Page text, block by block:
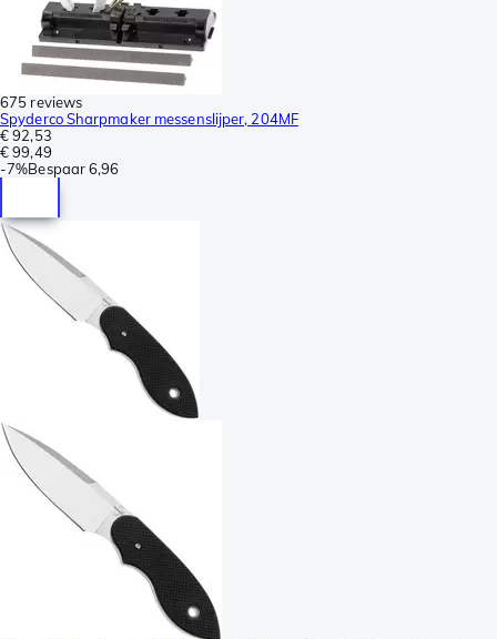
675 reviews
Spyderco Sharpmaker messenslijper, 204MF
€ 92,53
€ 99,49
-7%Bespaar6,96